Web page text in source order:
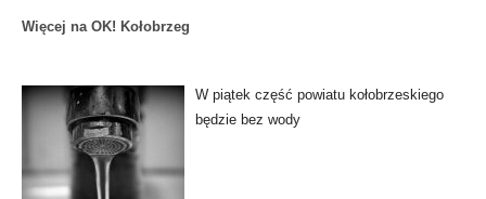
Więcej na OK! Kołobrzeg
W piątek część powiatu kołobrzeskiego
będzie bez wody